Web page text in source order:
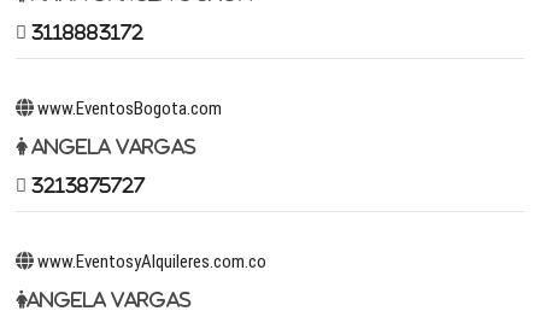
3118883172
www.EventosBogota.com
Angela Vargas
3213875727
www.EventosyAlquileres.com.co
Angela Vargas